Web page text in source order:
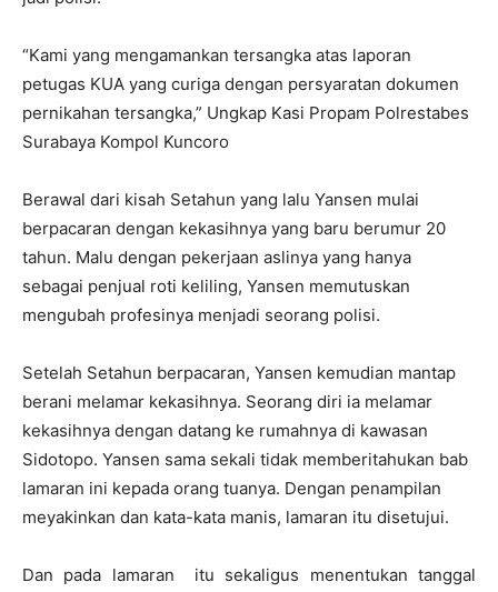
“Kami yang mengamankan tersangka atas laporan
petugas KUA yang curiga dengan persyaratan dokumen
pernikahan tersangka,” Ungkap Kasi Propam Polrestabes
Surabaya Kompol Kuncoro
Berawal dari kisah Setahun yang lalu Yansen mulai
berpacaran dengan kekasihnya yang baru berumur 20
tahun. Malu dengan pekerjaan aslinya yang hanya
sebagai penjual roti keliling, Yansen memutuskan
mengubah profesinya menjadi seorang polisi.
Setelah Setahun berpacaran, Yansen kemudian mantap
berani melamar kekasihnya. Seorang diri ia melamar
kekasihnya dengan datang ke rumahnya di kawasan
Sidotopo. Yansen sama sekali tidak memberitahukan bab
lamaran ini kepada orang tuanya. Dengan penampilan
meyakinkan dan kata-kata manis, lamaran itu disetujui.
Dan pada lamaran itu sekaligus menentukan tanggal